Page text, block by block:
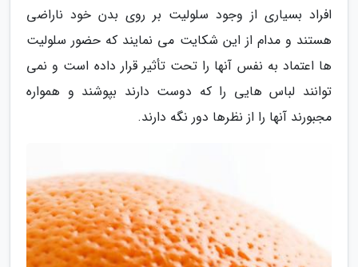
افراد بسیاری از وجود سلولیت بر روی بدن خود ناراضی
هستند و مدام از این شکایت می نمایند که حضور سلولیت
ها اعتماد به نفس آنها را تحت تأثیر قرار داده است و نمی
توانند لباس هایی را که دوست دارند بپوشند و همواره
مجبورند آنها را از نظرها دور نگه دارند.